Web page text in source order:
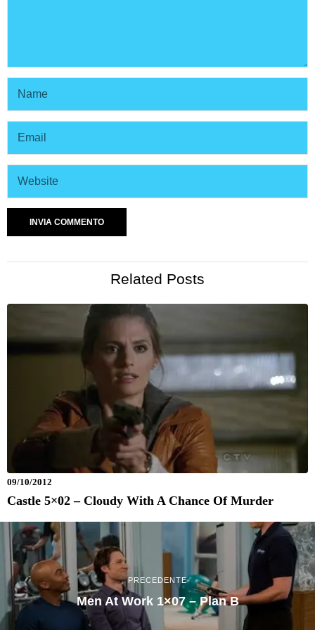
Related Posts
09/10/2012
Castle 5×02 – Cloudy With A Chance Of Murder
PRECEDENTE
Men At Work 1×07 – Plan B